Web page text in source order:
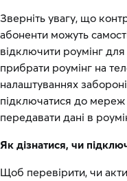
Зверніть увагу, що
абоненти можуть
відключити роумінг
прибрати роумінг на
налаштуваннях
підключатися до мереж
передавати дані в
Як дізнатися, чи
Щоб перевірити, чи